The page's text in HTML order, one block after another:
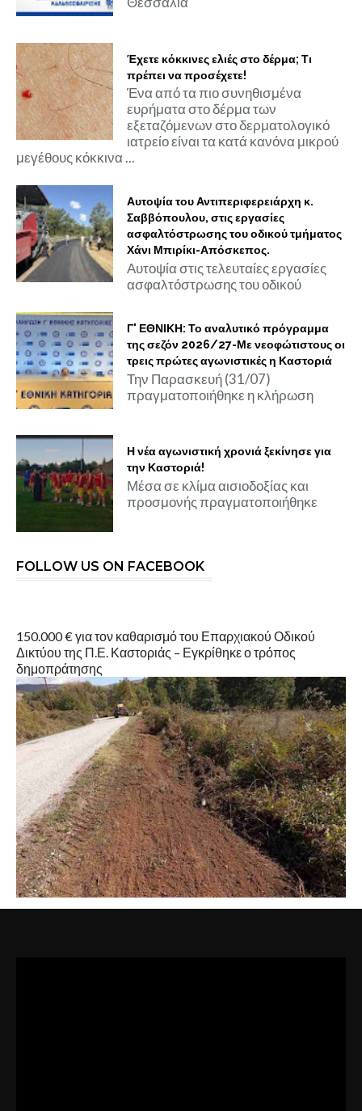
Έχετε κόκκινες ελιές στο δέρμα; Τι
πρέπει να προσέχετε!
Ένα από τα πιο συνηθισμένα
ευρήματα στο δέρμα των
εξεταζόμενων στο δερματολογικό
ιατρείο είναι τα κατά κανόνα μικρού
μεγέθους κόκκινα ...
Αυτοψία του Αντιπεριφερειάρχη κ.
Σαββόπουλου, στις εργασίες
ασφαλτόστρωσης του οδικού τμήματος
Χάνι Μπιρίκι-Απόσκεπος.
Αυτοψία στις τελευταίες εργασίες
ασφαλτόστρωσης του οδικού
Γ' ΕΘΝΙΚΗ: Το αναλυτικό πρόγραμμα
της σεζόν 2026/27-Με νεοφώτιστους οι
τρεις πρώτες αγωνιστικές η Καστοριά
Την Παρασκευή (31/07)
πραγματοποιήθηκε η κλήρωση
Η νέα αγωνιστική χρονιά ξεκίνησε για
την Καστοριά!
Μέσα σε κλίμα αισιοδοξίας και
προσμονής πραγματοποιήθηκε
FOLLOW US ON FACEBOOK
150.000 € για τον καθαρισμό του Επαρχιακού Οδικού
Δικτύου της Π.Ε. Καστοριάς – Εγκρίθηκε ο τρόπος
δημοπράτησης